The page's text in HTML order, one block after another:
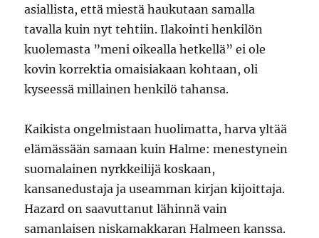
asiallista, että miestä haukutaan samalla
tavalla kuin nyt tehtiin. Ilakointi henkilön
kuolemasta ”meni oikealla hetkellä” ei ole
kovin korrektia omaisiakaan kohtaan, oli
kyseessä millainen henkilö tahansa.
Kaikista ongelmistaan huolimatta, harva yltää
elämässään samaan kuin Halme: menestynein
suomalainen nyrkkeilijä koskaan,
kansanedustaja ja useamman kirjan kijoittaja.
Hazard on saavuttanut lähinnä vain
samanlaisen niskamakkaran Halmeen kanssa.